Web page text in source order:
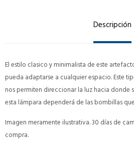
Descripción
El estilo clasico y minimalista de este
pueda adaptarse a cualquier espacio. Este
nos permiten direccionar la luz hacia donde
esta lámpara dependerá de las bombillas
Imagen meramente ilustrativa. 30 días de
compra.